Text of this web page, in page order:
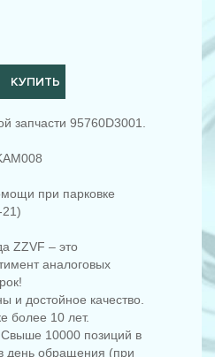
КУПИТЬ
запчасти 95760D3001.
при парковке
ZZVF – это
аналоговых
и достойное качество.
более 10 лет.
10000 позиций в
день обращения (при